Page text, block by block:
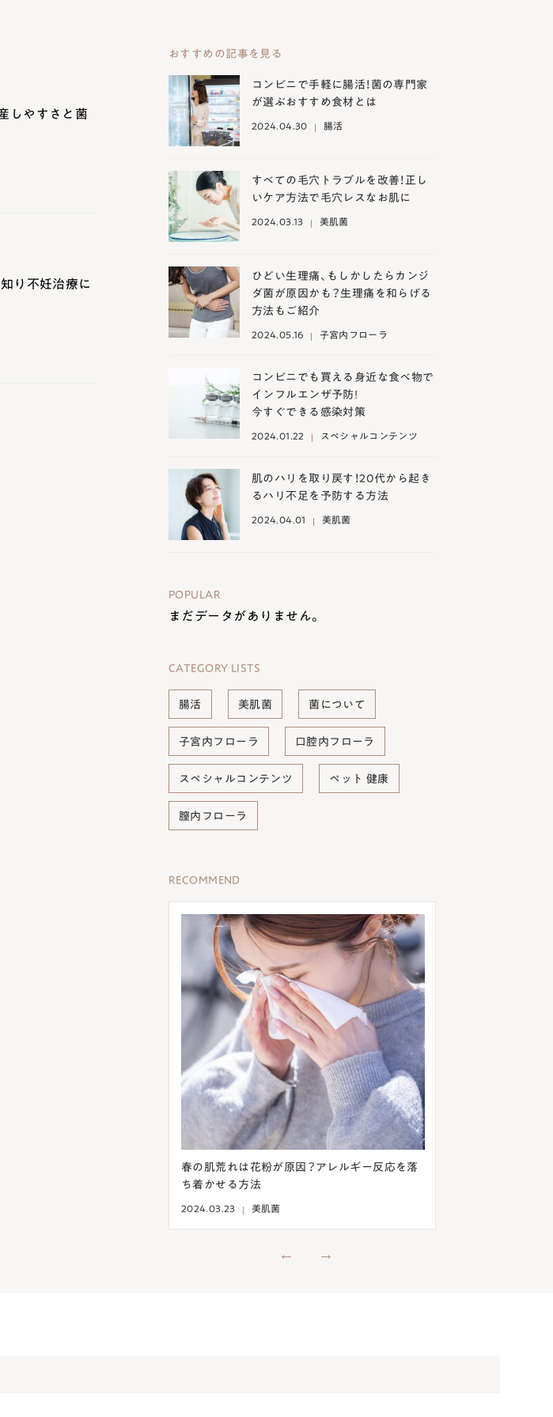
しやすさと菌
り不妊治療に
おすすめの記事を見る
コンビニで手軽に腸活！菌の専門家
が選ぶおすすめ食材とは
2024.04.30 腸活
すべての毛穴トラブルを改善！正し
いケア方法で毛穴レスなお肌に
2024.03.13 美肌菌
ひどい生理痛、もしかしたらカンジ
ダ菌が原因かも？生理痛を和らげる
方法もご紹介
2024.05.16 子宮内フローラ
コンビニでも買える身近な食べ物で
インフルエンザ予防!
今すぐできる感染対策
2024.01.22 スペシャルコンテンツ
肌のハリを取り戻す！20代から起き
るハリ不足を予防する方法
2024.04.01 美肌菌
POPULAR
まだデータがありません。
CATEGORY LISTS
腸活 美肌菌 菌について
子宮内フローラ 口腔内フローラ
スペシャルコンテンツ ペット 健康
膣内フローラ
RECOMMEND
肌荒れは花粉が原因？アレルギー反応を落
意外！目の下のシワはクレンジングから見直そ
う！乾燥を予防して改善する方法
2024.03.13